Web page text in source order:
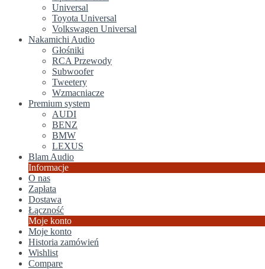
Universal
Toyota Universal
Volkswagen Universal
Nakamichi Audio
Głośniki
RCA Przewody
Subwoofer
Tweetery
Wzmacniacze
Premium system
AUDI
BENZ
BMW
LEXUS
Blam Audio
Informacje
O nas
Zapłata
Dostawa
Łączność
Moje konto
Moje konto
Historia zamówień
Wishlist
Compare